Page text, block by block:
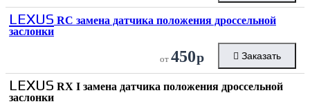
LEXUS RC замена датчика положения дроссельной
заслонки
от 450р Заказать
LEXUS RX I замена датчика положения дроссельной
заслонки